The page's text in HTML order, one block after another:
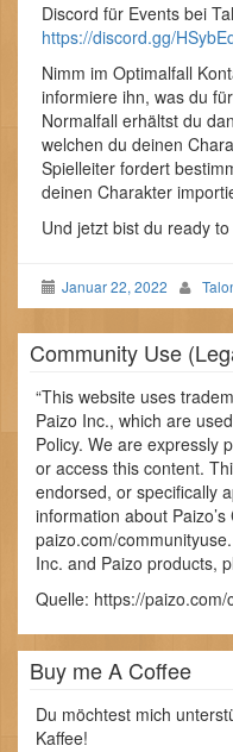
Discord für Events bei
https://discord.gg/
Nimm im Optimalfall
informiere ihn, was du
Normalfall erhältst du
welchen du deinen
Spielleiter fordert
deinen Charakter
Und jetzt bist du ready
Januar 22, 2022
Community Use
“This website uses
Paizo Inc., which are
Policy. We are expressly
or access this content.
endorsed, or specifically
information about
paizo.com/
Inc. and Paizo products,
Quelle: https://
Buy me A Coffee
Du möchtest mich
Kaffee!